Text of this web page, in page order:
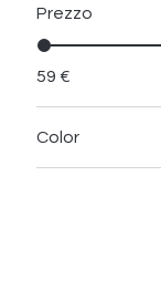
Prezzo
59 €
Color